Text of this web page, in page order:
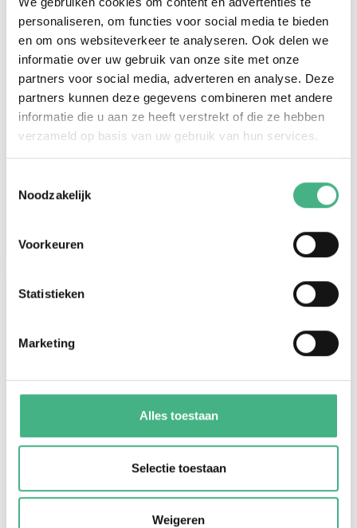
personaliseren, om functies voor social media te bieden
en om ons websiteverkeer te analyseren. Ook delen we
informatie over uw gebruik van onze site met onze
partners voor social media, adverteren en analyse. Deze
partners kunnen deze gegevens combineren met andere
informatie die u aan ze heeft verstrekt of die ze hebben
verzameld op basis van uw gebruik van hun services.
Noodzakelijk
Voorkeuren
Statistieken
Marketing
Alles toestaan
Selectie toestaan
Weigeren
Vlaardingen pakt op! (holy)
Handen uit de mouwen, samen met de buurt.
Meiden pleinvoetbal
#zomervakantie